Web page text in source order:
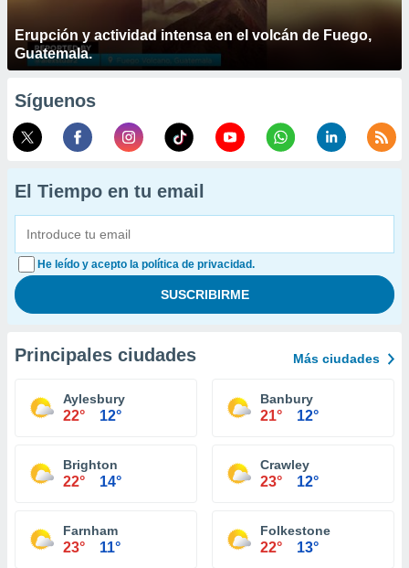
Erupción y actividad intensa en el volcán de Fuego,
Guatemala.
Síguenos
El Tiempo en tu email
He leído y acepto la política de privacidad.
Principales ciudades Más ciudades
Aylesbury
22° 12°
Banbury
21° 12°
Brighton
22° 14°
Crawley
23° 12°
Farnham
23° 11°
Folkestone
22° 13°